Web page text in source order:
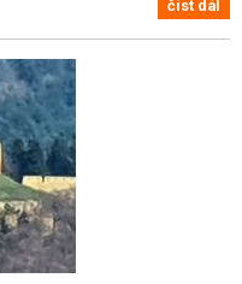
číst dál